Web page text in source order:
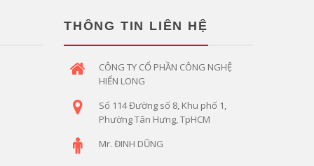
THÔNG TIN LIÊN HỆ
CÔNG TY CỔ PHẦN CÔNG NGHỆ
HIỂN LONG
Số 114 Đường số 8, Khu phố 1,
Phường Tân Hưng, TpHCM
Mr. ĐINH DŨNG